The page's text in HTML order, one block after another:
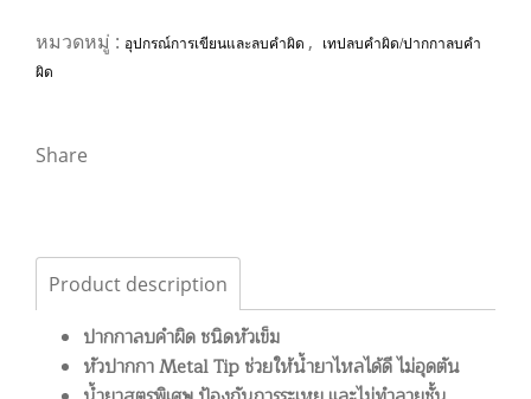
หมวดหมู่ : อุปกรณ์การเขียนและลบคำผิด ,
เทปลบคำผิด/ปากกาลบคำ
ผิด
Share
Product description
ปากกาลบคำผิด ชนิดหัวเข็ม
หัวปากกา Metal Tip ช่วยให้นํ้ายาไหลได้ดี ไม่อุดตัน